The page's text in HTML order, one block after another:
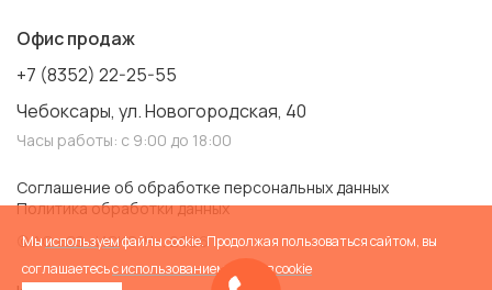
Офис продаж
+7 (8352) 22-25-55
Чебоксары, ул. Новогородская, 40
Часы работы: с 9:00 до 18:00
© АО «СЗ «ИСКО-Ч». 2026
Соглашение об обработке персональных данных
Политика обработки данных
Мы используемфайлы cookie. Продолжая пользоваться сайтом, вы
соглашаетесьс использованием файлов cookie